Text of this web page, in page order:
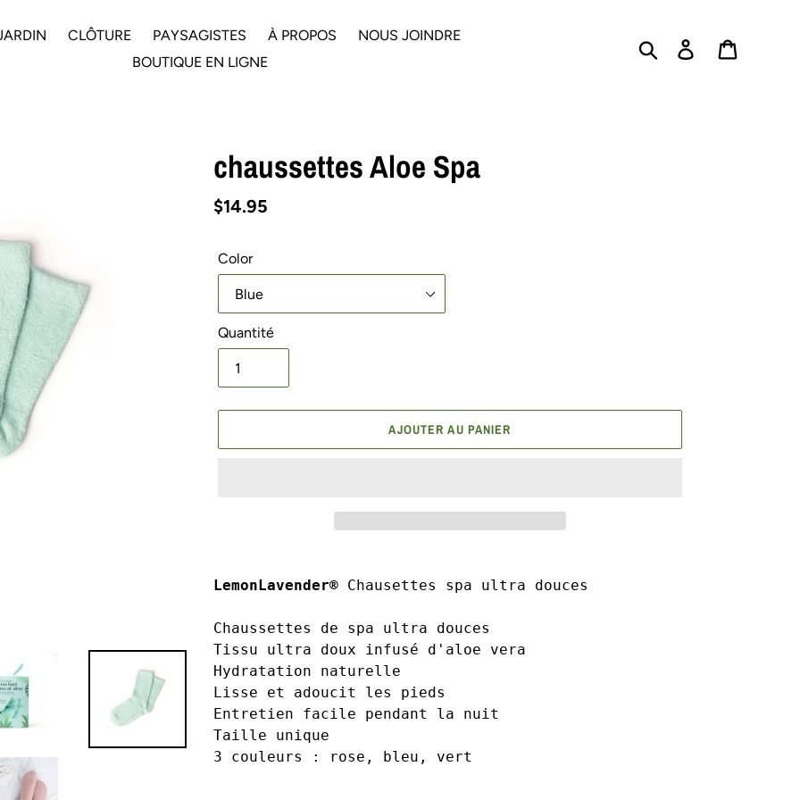
CLÔTURE PAYSAGISTES À PROPOS
NOUS JOINDRE
BOUTIQUE EN LIGNE
RechercherSe connecter
chaussettes Aloe Spa
Prix
$14.95
Color
Quantité
AJOUTER AU PANIER
d'un
à
votre
panier
LemonLavender® Chausettes spa ultra douces
Chaussettes de spa ultra douces
Tissu ultra doux infusé d'aloe vera
Hydratation naturelle
Lisse et adoucit les pieds
Entretien facile pendant la nuit
Taille unique
3 couleurs : rose, bleu, vert